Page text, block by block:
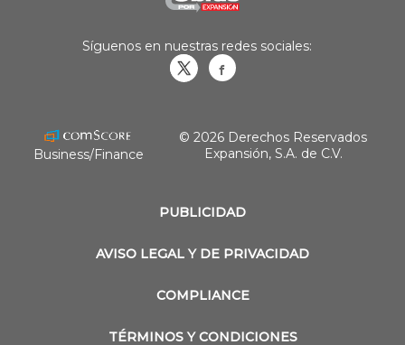
PUBLICIDAD
AVISO LEGAL Y DE PRIVACIDAD
COMPLIANCE
TÉRMINOS Y CONDICIONES
Síguenos en nuestras redes sociales:
Business/Finance
© 2026 Derechos Reservados
Expansión, S.A. de C.V.